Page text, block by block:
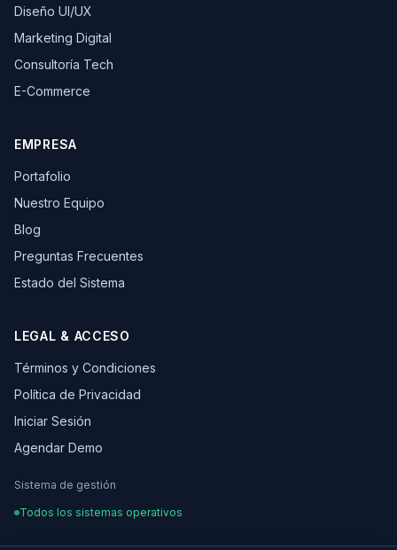
Diseño UI/UX
Marketing Digital
Consultoría Tech
E-Commerce
EMPRESA
Portafolio
Nuestro Equipo
Blog
Preguntas Frecuentes
Estado del Sistema
LEGAL & ACCESO
Términos y Condiciones
Política de Privacidad
Iniciar Sesión
Agendar Demo
Sistema de gestión
Todos los sistemas operativos